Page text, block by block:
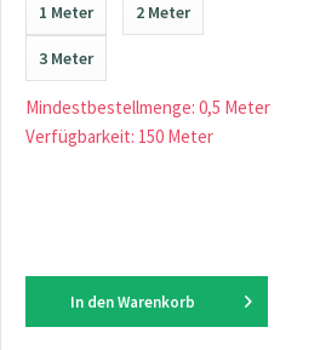
1 Meter 2 Meter
3 Meter
Mindestbestellmenge: 0,5 Meter
Verfügbarkeit: 150 Meter
In den Warenkorb